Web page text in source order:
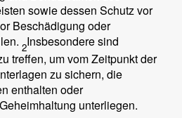
sowie dessen Schutz vor
Beschädigung oder
2Insbesondere sind
treffen, um vom Zeitpunkt der
zu sichern, die
enthalten oder
unterliegen.